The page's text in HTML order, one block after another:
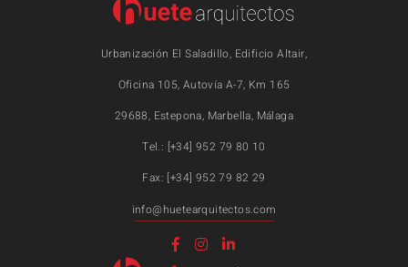
Urbanización El Saladillo, Edificio Altair,
Oficina 105, Autovía A-7, Km 165
29688, Estepona, Marbella, Málaga
Tel.: [+34] 952 79 80 10
Fax: [+34] 952 79 82 29
info@huetearquitectos.com